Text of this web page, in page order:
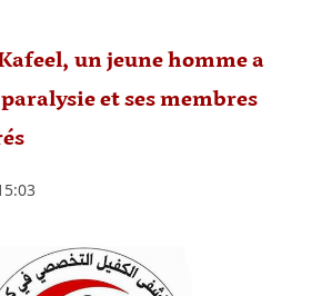
un jeune homme a
et ses membres